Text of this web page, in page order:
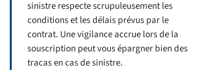
sinistre respecte scrupuleusement les
conditions et les délais prévus par le
contrat. Une vigilance accrue lors de la
souscription peut vous épargner bien des
tracas en cas de sinistre.